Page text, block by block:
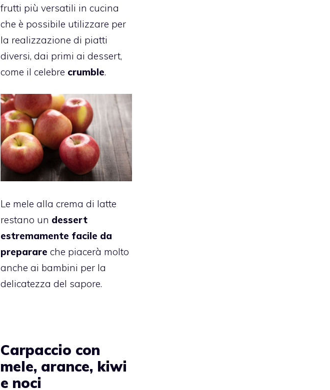
frutti più versatili in cucina
che è possibile utilizzare per
la realizzazione di piatti
diversi, dai primi ai dessert,
come il celebre crumble.
Le mele alla crema di latte
restano un dessert
estremamente facile da
preparare che piacerà molto
anche ai bambini per la
delicatezza del sapore.
Carpaccio con
mele, arance, kiwi
e noci